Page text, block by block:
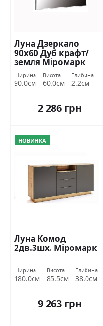
Луна Дзеркало
90х60 Дуб крафт/
земля Міромарк
Ширина
90.0см
Висота
60.0см
Глибина
2.2см
2 286 грн
НОВИНКА
Луна Комод
2дв.3шх. Міромарк
Ширина
180.0см
Висота
85.5см
Глибина
38.0см
9 263 грн